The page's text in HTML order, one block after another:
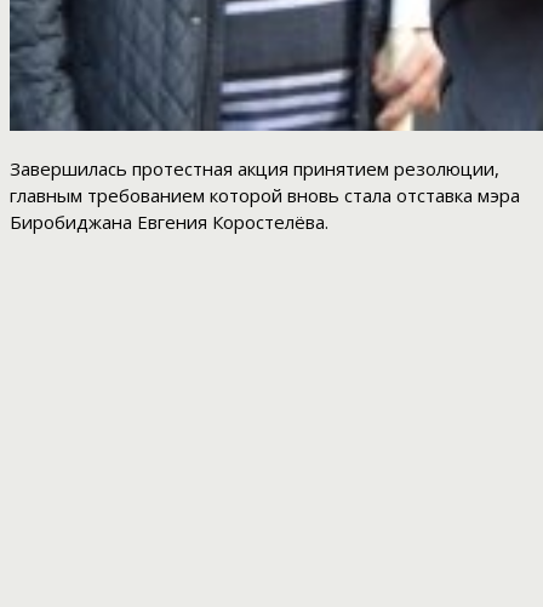
Завершилась протестная акция принятием резолюции,
главным требованием которой вновь стала отставка мэра
Биробиджана Евгения Коростелёва.